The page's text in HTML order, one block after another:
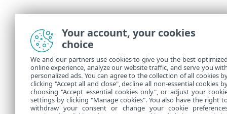
Your account, your cookies
choice
We and our partners use cookies to give you the best
online experience, analyze our website traffic, and serve you
personalized ads. You can agree to the collection of all cookies
clicking "Accept all and close", decline all non-essential cookies
choosing "Accept essential cookies only", or adjust your
settings by clicking "Manage cookies". You also have the right
withdraw your consent or change your cookie